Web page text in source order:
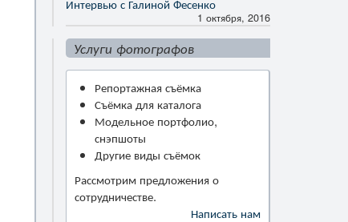
Интервью с Галиной Фесенко
1 октября, 2016
Услуги фотографов
Репортажная съёмка
Съёмка для каталога
Модельное портфолио,
снэпшоты
Другие виды съёмок
Рассмотрим предложения о
сотрудничестве.
Написать нам